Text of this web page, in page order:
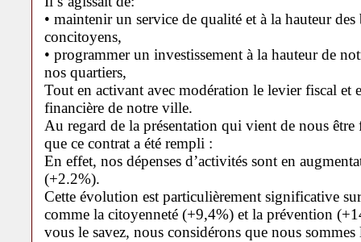
• maintenir un service de qualité et à la hauteur
concitoyens,
• programmer un investissement à la hauteur de
nos quartiers,
Tout en activant avec modération le levier fiscal et
financière de notre ville.
Au regard de la présentation qui vient de nous
que ce contrat a été rempli :
En effet, nos dépenses d’activités sont en
(+2.2%).
Cette évolution est particulièrement significative
comme la citoyenneté (+9,4%) et la prévention
vous le savez, nous considérons que nous